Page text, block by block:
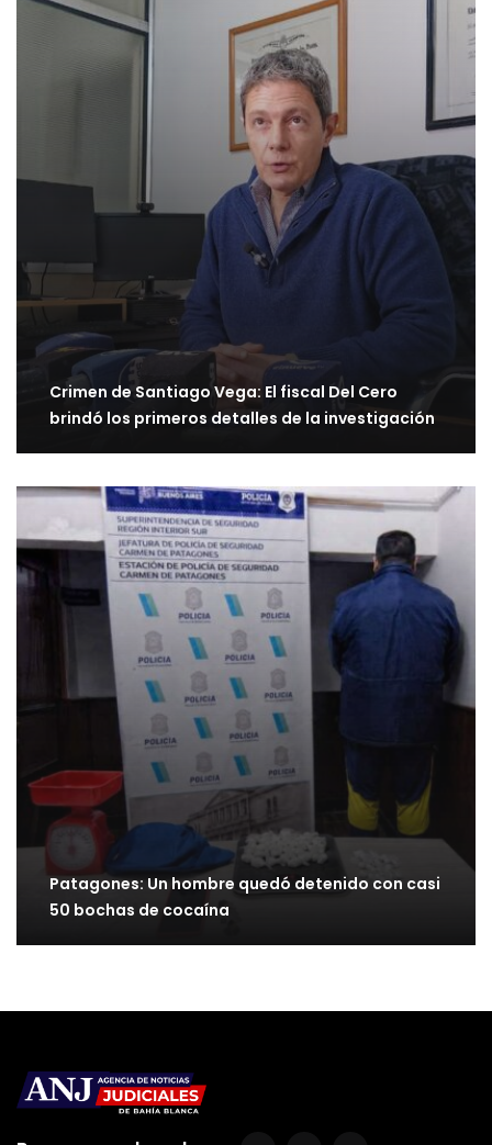
Crimen de Santiago Vega: El fiscal Del Cero
brindó los primeros detalles de la investigación
Patagones: Un hombre quedó detenido con casi
50 bochas de cocaína